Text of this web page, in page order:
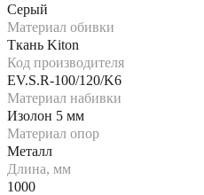
Серый
Материал обивки
Ткань Kiton
Код производителя
EV.S.R-100/120/K6
Материал набивки
Изолон 5 мм
Материал опор
Металл
Длина, мм
1000